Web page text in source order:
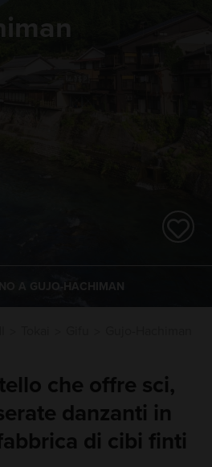
A GUJO-HACHIMAN
che offre sci,
danzanti in
di cibi finti